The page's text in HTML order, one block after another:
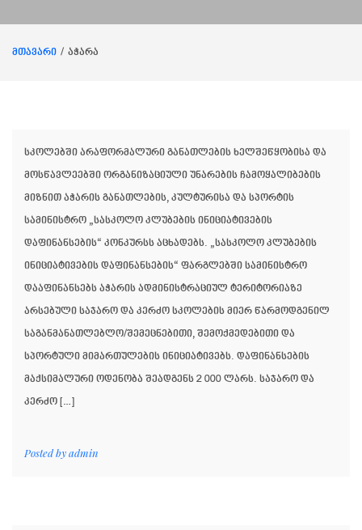
მთავარი აჭარა
სკოლებში არაფორმალური განათლების ხელშეწყობისა და
მოსწავლეებში ორგანიზაციული უნარების ჩამოყალიბების
მიზნით აჭარის განათლების, კულტურისა და სპორტის
სამინისტრო „სასკოლო კლუბების ინიციატივების
დაფინანსების“ კონკურსს აცხადებს. „სასკოლო კლუბების
ინიციატივების დაფინანსების“ ფარგლებში სამინისტრო
დააფინანსებს აჭარის ადმინისტრაციულ ტერიტორიაზე
არსებული საჯარო და კერძო სკოლების მიერ წარმოდგენილ
საგანმანათლებლო/შემეცნებითი, შემოქმედებითი და
სპორტული მიმართულების ინიციატივებს. დაფინანსების
მაქსიმალური ოდენობა შეადგენს 2 000 ლარს. საჯარო და
კერძო […]
Posted byadmin